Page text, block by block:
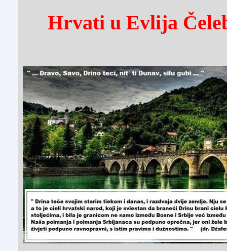
Hrvati u Evlija